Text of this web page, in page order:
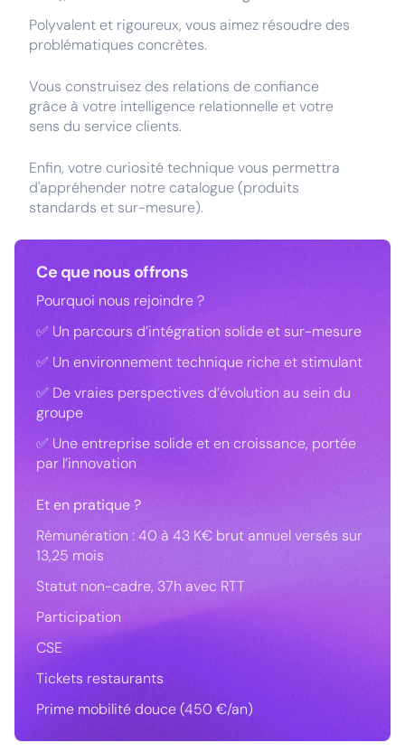
Polyvalent et rigoureux, vous aimez résoudre des
problématiques concrètes.
Vous construisez des relations de confiance
grâce à votre intelligence relationnelle et votre
sens du service clients.
Enfin, votre curiosité technique vous permettra
d'appréhender notre catalogue (produits
standards et sur-mesure).
Ce que nous offrons
Pourquoi nous rejoindre ?
✅ Un parcours d’intégration solide et sur-mesure
✅ Un environnement technique riche et stimulant
✅ De vraies perspectives d’évolution au sein du
groupe
✅ Une entreprise solide et en croissance, portée
par l’innovation
Et en pratique ?
Rémunération : 40 à 43 K€ brut annuel versés sur
13,25 mois
Statut non-cadre, 37h avec RTT
Participation
CSE
Tickets restaurants
Prime mobilité douce (450 €/an)